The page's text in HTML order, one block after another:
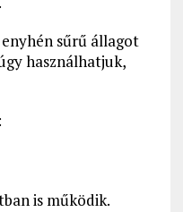
sűrű állagot
használhatjuk,
is működik.